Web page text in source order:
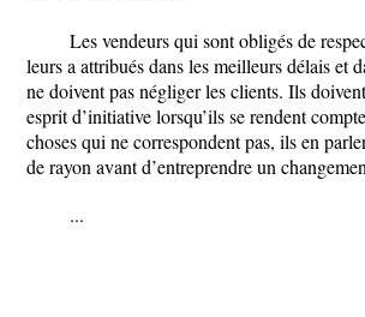
Les vendeurs qui sont obligés de
leurs a attribués dans les meilleurs délais et
ne doivent pas négliger les clients. Ils
esprit d’initiative lorsqu’ils se rendent
choses qui ne correspondent pas, ils en
de rayon avant d’entreprendre un
...